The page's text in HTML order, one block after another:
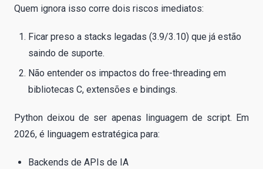
Quem ignora isso corre dois riscos imediatos:
Ficar preso a stacks legadas (3.9/3.10) que já estão
saindo de suporte.
Não entender os impactos do free-threading em
bibliotecas C, extensões e bindings.
Python deixou de ser apenas linguagem de script. Em
2026, é linguagem estratégica para:
Backends de APIs de IA